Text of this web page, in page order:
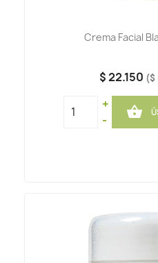
Crema Facial
$ 22.150 ($
+
-
